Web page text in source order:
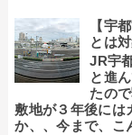
【宇
とは
JR宇
と進
たの
敷地が３年後には
か、、今まで、こ